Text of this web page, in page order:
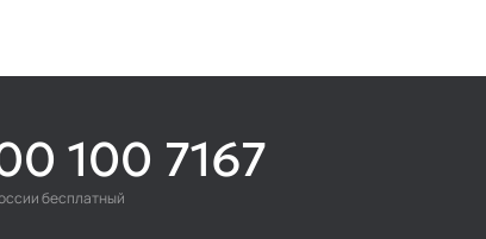
100 7167
бесплатный